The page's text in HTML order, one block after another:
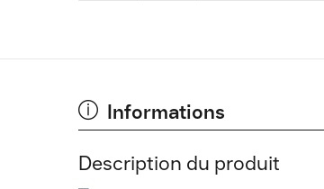
Informations
Description du produit